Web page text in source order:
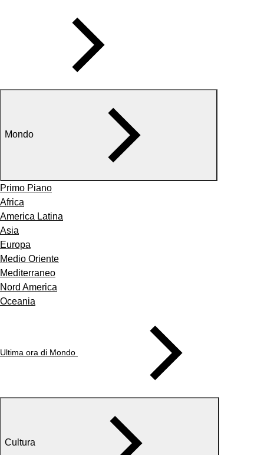
Mondo
Primo Piano
Africa
America Latina
Asia
Europa
Medio Oriente
Mediterraneo
Nord America
Oceania
Ultima ora di Mondo
Cultura